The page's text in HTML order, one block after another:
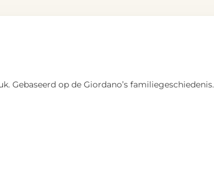
Gebaseerd op de Giordano’s familiegeschiedenis.